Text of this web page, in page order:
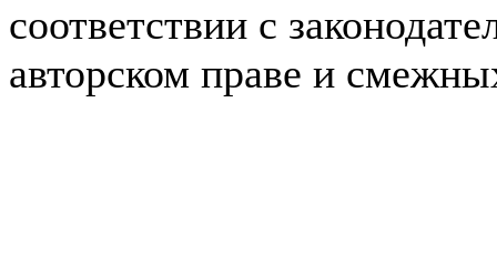
соответствии с
авторском праве и